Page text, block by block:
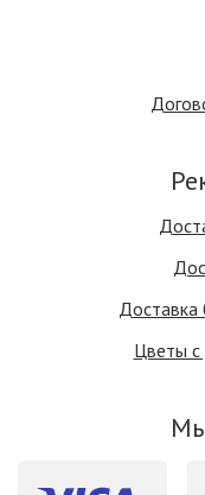
Доставка
Цветы с